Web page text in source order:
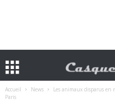
Accueil News
Les animaux disparus en
Paris